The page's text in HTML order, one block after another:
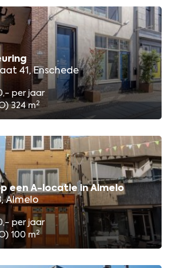
41, Enschede
per jaar
324 m2
een A-locatie in Almelo
Almelo
per jaar
100 m2